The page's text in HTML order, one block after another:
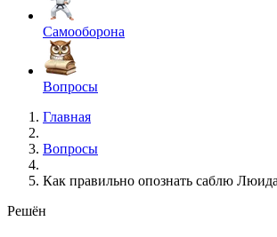
Самооборона
Вопросы
Главная
Вопросы
Как правильно опознать саблю
Решён